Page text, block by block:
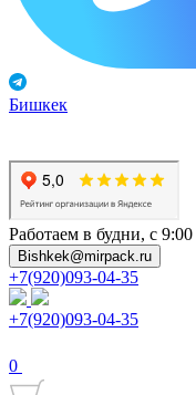
Бишкек
Работаем в будни, с
Bishkek@mirpack.ru
+7(920)093-04-35
+7(920)093-04-35
0